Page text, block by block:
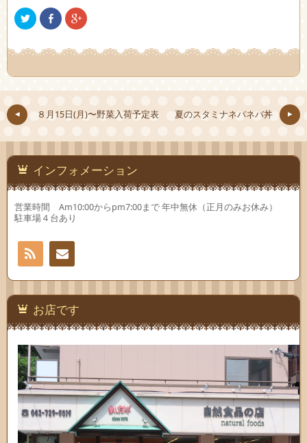
ク
リ
し
て
で
ン
ウ
で
開
き
ま
Facebook
で
(新
し
ウ
ン
で
ま
ク
リ
し
て
で
有
し
い
ン
ウ
で
開
き
ま
８月15日(月)〜野菜入荷予定表 夏のスタミナネバネバ丼
インフォメーション
営業時間 Am10:00からpm7:00まで 年中無休（正月のみお休み）
駐車場４台あり
お問
い合
わせ
お店です